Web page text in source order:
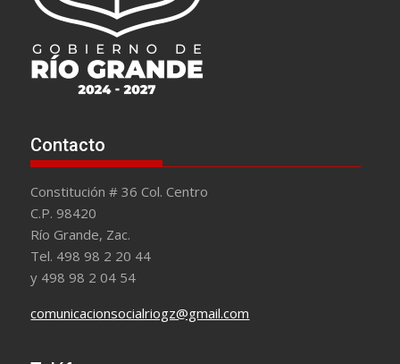
Contacto
Constitución # 36 Col. Centro
C.P. 98420
Río Grande, Zac.
Tel. 498 98 2 20 44
y 498 98 2 04 54
comunicacionsocialriogz@gmail.com